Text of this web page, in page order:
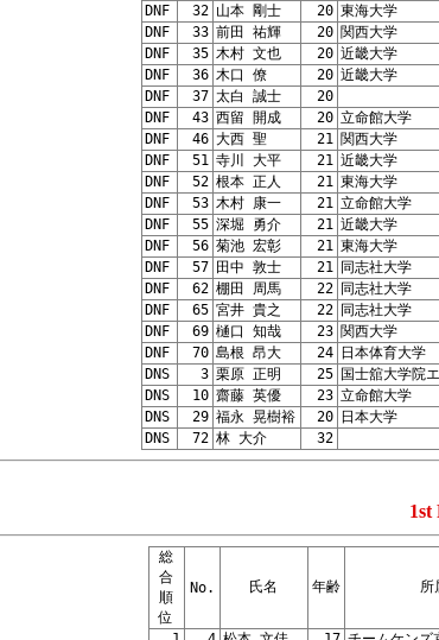
DNF
32 山本 剛士 20 東海大学
DNF
33 前田 祐輝 20 関西大学
DNF
35 木村 文也 20 近畿大学
DNF
36 木口 僚 20 近畿大学
DNF
37 太白 誠士 20
DNF
43 西留 開成 20 立命館大学
DNF
46 大西 聖 21 関西大学
DNF
51 寺川 大平 21 近畿大学
DNF
52 根本 正人 21 東海大学
DNF
53 木村 康一 21 立命館大学
DNF
55 深堀 勇介 21 近畿大学
DNF
56 菊池 宏彰 21 東海大学
DNF
57 田中 敦士 21 同志社大学
DNF
62 棚田 周馬 22 同志社大学
DNF
65 宮井 貴之 22 同志社大学
DNF
69 樋口 知哉 23 関西大学
DNF
70 島根 昂大 24 日本体育大学
DNS
3 栗原 正明 25 国士舘大学院
DNS
10 齋藤 英優 23 立命館大学
DNS
29 福永 晃樹裕 20 日本大学
DNS
72 林 大介 32
総
合
順
位
No. 氏名 年齢 所